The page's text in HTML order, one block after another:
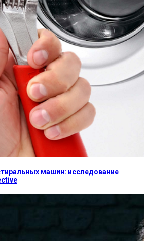
машин: исследование